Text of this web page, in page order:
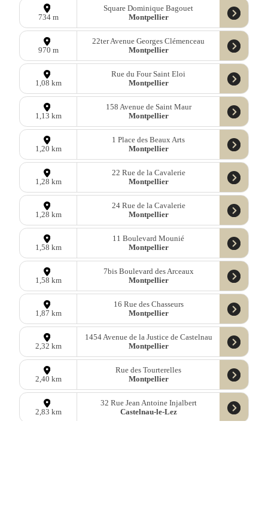
734 m
Square Dominique Bagouet
Montpellier
970 m
22ter Avenue Georges Clémenceau
Montpellier
1,08 km
Rue du Four Saint Eloi
Montpellier
1,13 km
158 Avenue de Saint Maur
Montpellier
1,20 km
1 Place des Beaux Arts
Montpellier
1,28 km
22 Rue de la Cavalerie
Montpellier
1,28 km
24 Rue de la Cavalerie
Montpellier
1,58 km
11 Boulevard Mounié
Montpellier
1,58 km
7bis Boulevard des Arceaux
Montpellier
1,87 km
16 Rue des Chasseurs
Montpellier
2,32 km
1454 Avenue de la Justice de Castelnau
Montpellier
2,40 km
Rue des Tourterelles
Montpellier
2,83 km
32 Rue Jean Antoine Injalbert
Castelnau-le-Lez